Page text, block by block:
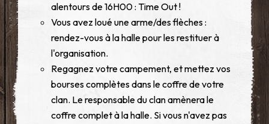
alentours de 16H00 : Time Out !
Vous avez loué une arme/des flèches :
rendez-vous à la halle pour les restituer à
l'organisation.
Regagnez votre campement, et mettez vos
bourses complètes dans le coffre de votre
clan. Le responsable du clan amènera le
coffre complet à la halle. Si vous n'avez pas